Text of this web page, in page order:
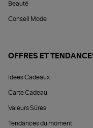
Beauté
Conseil Mode
OFFRES ET
Idées Cadeaux
Carte Cadeau
Valeurs Sûres
Tendances du moment